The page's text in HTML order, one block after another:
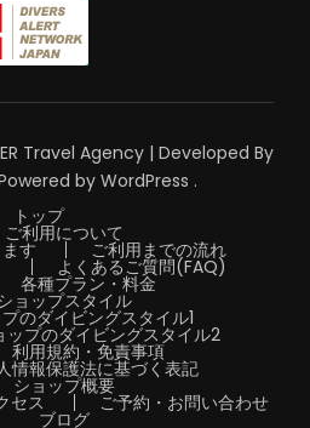
Travel Agency | Developed By
byWordPress .
トップ
ご利用について
す ご利用までの流れ
よくあるご質問(FAQ)
各種プラン・料金
ョップスタイル
のダイビングスタイル1
ップのダイビングスタイル2
利用規約・免責事項
情報保護法に基づく表記
ショップ概要
セス ご予約・お問い合わせ
ブログ